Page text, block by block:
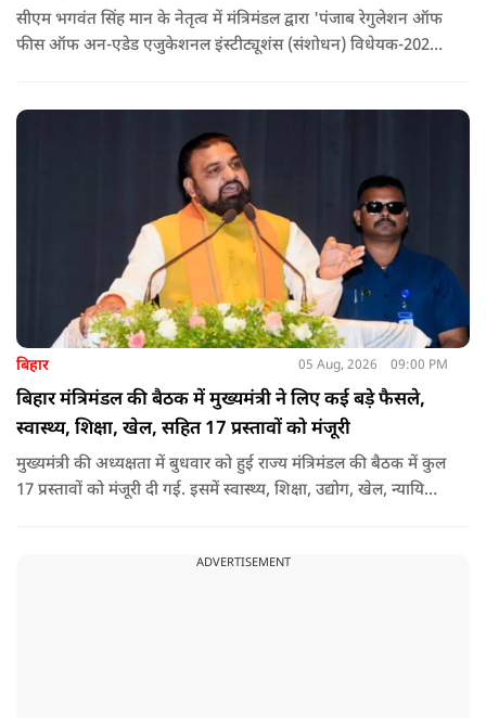
सीएम भगवंत सिंह मान के नेतृत्व में मंत्रिमंडल द्वारा 'पंजाब रेगुलेशन ऑफ
फीस ऑफ अन-एडेड एजुकेशनल इंस्टीट्यूशंस (संशोधन) विधेयक-2026'
अन्य प्रस्तावों को भी मंजूरी दी गई है.
बिहार 05 Aug, 2026 09:00 PM
बिहार मंत्रिमंडल की बैठक में मुख्यमंत्री ने लिए कई बड़े फैसले,
स्वास्थ्य, शिक्षा, खेल, सहित 17 प्रस्तावों को मंजूरी
मुख्यमंत्री की अध्यक्षता में बुधवार को हुई राज्य मंत्रिमंडल की बैठक में कुल
17 प्रस्तावों को मंजूरी दी गई. इसमें स्वास्थ्य, शिक्षा, उद्योग, खेल, न्यायिक
ADVERTISEMENT